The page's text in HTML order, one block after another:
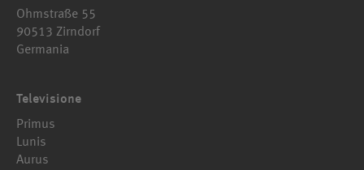
Ohmstraße 55
90513 Zirndorf
Germania
Televisione
Primus
Lunis
Aurus